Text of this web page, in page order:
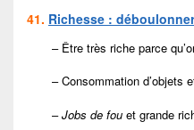
41. Richesse :
– Être très riche parce
– Consommation d’objets
–Jobs de fou et grande